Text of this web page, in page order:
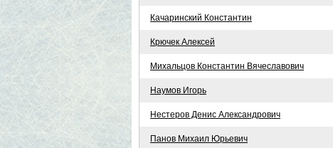
Качаринский Константин
Крючек Алексей
Михальцов Константин Вячеславович
Наумов Игорь
Нестеров Денис Александрович
Панов Михаил Юрьевич